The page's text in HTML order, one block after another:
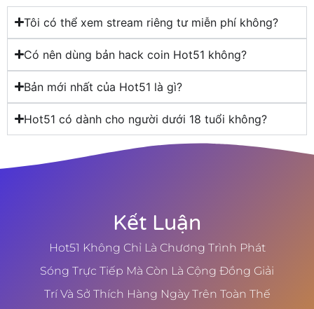
Tôi có thể xem stream riêng tư miễn phí không?
Có nên dùng bản hack coin Hot51 không?
Bản mới nhất của Hot51 là gì?
Hot51 có dành cho người dưới 18 tuổi không?
Kết Luận
Hot51 Không Chỉ Là Chương Trình Phát
Sóng Trực Tiếp Mà Còn Là Cộng Đồng Giải
Trí Và Sở Thích Hàng Ngày Trên Toàn Thế